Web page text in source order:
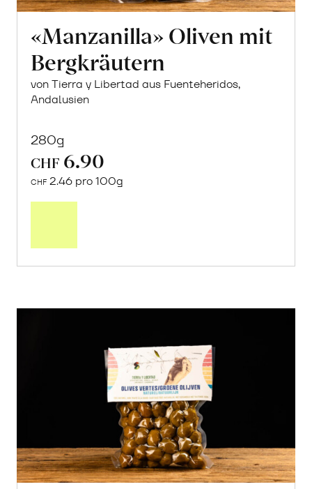
«Manzanilla» Oliven mit
Bergkräutern
von Tierra y Libertad aus Fuenteheridos,
Andalusien
280g
CHF 6.90
CHF 2.46 pro 100g